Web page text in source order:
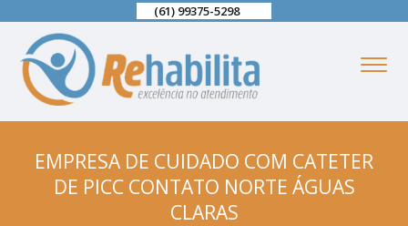
(61) 99375-5298
EMPRESA DE CUIDADO COM CATETER
DE PICC CONTATO NORTE ÁGUAS
CLARAS